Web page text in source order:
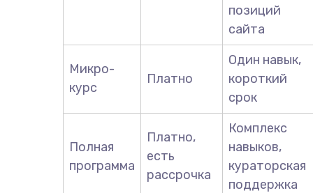
позиций
сайта
Микро-
курс
Платно
Один навык,
короткий
срок
Полная
программа
Платно,
есть
рассрочка
Комплекс
навыков,
кураторская
поддержка